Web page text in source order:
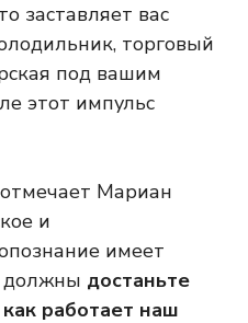
заставляет вас
торговый
под вашим
этот импульс
Мариан
и
имеет
должны достаньте
работает наш